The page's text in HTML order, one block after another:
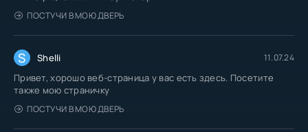
ПОСТУЧИ В МОЮ ДВЕРЬ
S Shelli 11.07.24
Привет, хорошо веб-страница у вас есть здесь. Посетите
также мою страничку
ПОСТУЧИ В МОЮ ДВЕРЬ